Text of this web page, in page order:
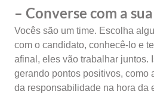
– Converse com a
Vocês são um time. Escolha
com o candidato, conhecê-lo e
afinal, eles vão trabalhar juntos.
gerando pontos positivos, como
da responsabilidade na hora da